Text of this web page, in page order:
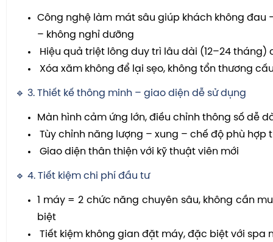
Công nghệ làm mát sâu giúp khách không đau
– không nghỉ dưỡng
Hiệu quả triệt lông duy trì lâu dài (12–24 tháng)
Xóa xăm không để lại sẹo, không tổn thương
🔹 3. Thiết kế thông minh – giao diện dễ sử dụng
Màn hình cảm ứng lớn, điều chỉnh thông số dễ
Tùy chỉnh năng lượng – xung – chế độ phù hợp
Giao diện thân thiện với kỹ thuật viên mới
🔹 4. Tiết kiệm chi phí đầu tư
1 máy = 2 chức năng chuyên sâu, không cần
biệt
Tiết kiệm không gian đặt máy, đặc biệt với spa